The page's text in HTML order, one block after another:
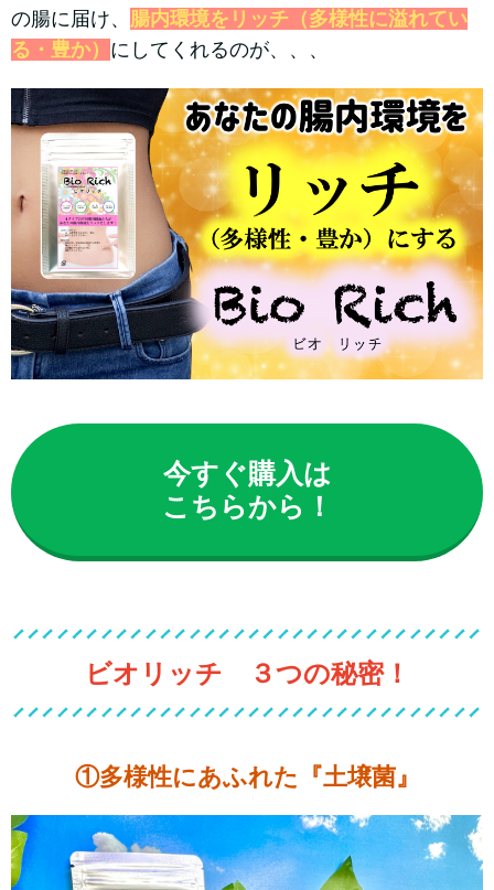
の腸に届け、 腸内環境をリッチ（多様性に溢れてい
る・豊か） にしてくれるのが、、、
今すぐ購入は
こちらから！
ビオリッチ ３つの秘密！
①多様性にあふれた『土壌菌』